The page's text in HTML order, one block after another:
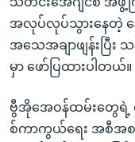
အလုပ်လုပ်သွားနေတဲ့
အသေအချာဖျန်းပြီ
မှာ ဖော်ပြထားပါတယ်။
ဗွီအိုအေဝန်ထမ်းတွေရဲ့
စ်ကာကွယ်ရေး အစီအ